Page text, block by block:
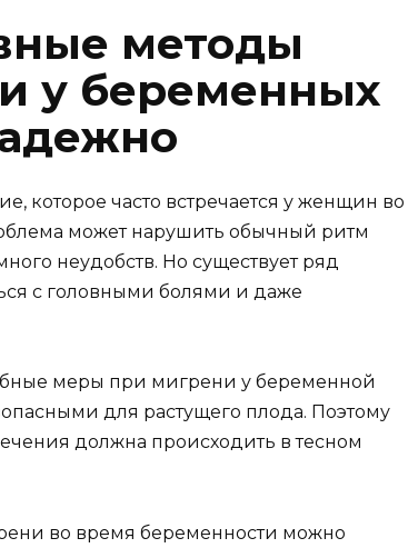
методы
у беременных
которое часто встречается у женщин во
может нарушить обычный ритм
неудобств. Но существует ряд
с головными болями и даже
меры при мигрени у беременной
для растущего плода. Поэтому
должна происходить в тесном
во время беременности можно